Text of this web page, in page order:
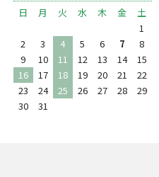
日 月 火 水 木 金
土
1
2
3 4 5 6 7
8
9
10 11 12 13 14
15
16
17 18 19 20 21
22
23
24 25 26 27 28
29
30
31